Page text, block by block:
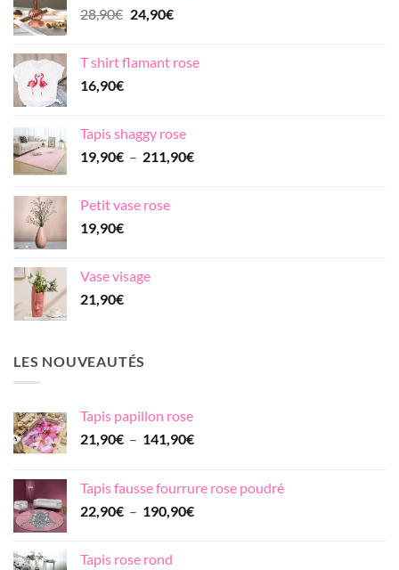
28,90€ Le
était :
24,90€Le
est :
T shirt flamant rose
16,90€
Tapis shaggy rose
19,90€ – 211,90€Plage
Petit vase rose
19,90€
Vase visage
21,90€
LES NOUVEAUTÉS
Tapis papillon rose
21,90€ – 141,90€Plage
21,90€
à
Tapis fausse fourrure rose poudré
22,90€ – 190,90€Plage
Tapis rose rond